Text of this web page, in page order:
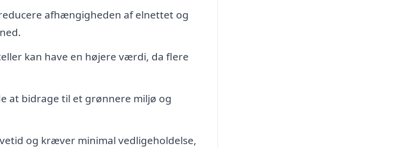
afhængigheden af elnettet og
kan have en højere værdi, da flere
at bidrage til et grønnere miljø og
og kræver minimal vedligeholdelse,